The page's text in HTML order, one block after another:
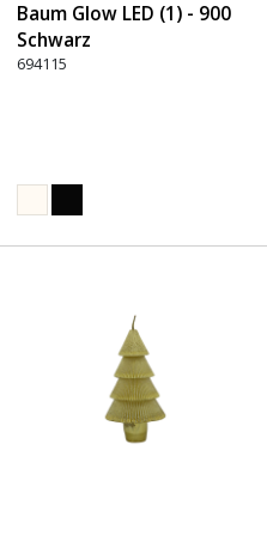
Baum Glow LED (1) - 900
Schwarz
694115